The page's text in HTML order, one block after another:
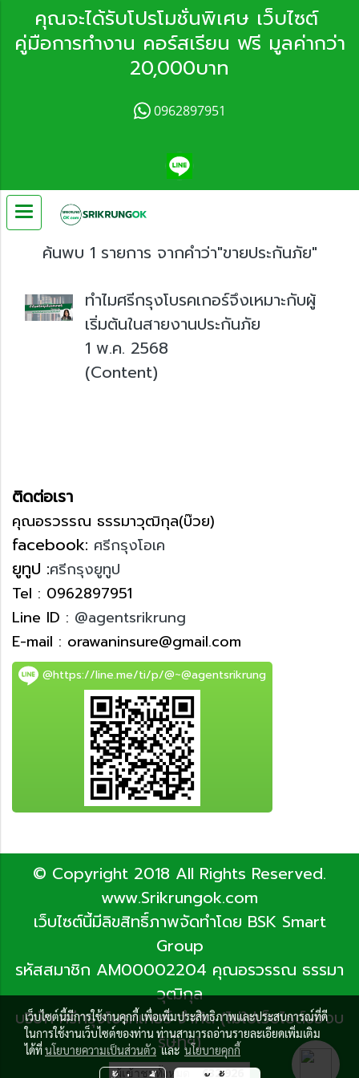
คุณจะได้รับโปรโมชั่นพิเศษ เว็บไซต์
คู่มือการทำงาน คอร์สเรียน ฟรี มูลค่ากว่า
20,000บาท
0962897951
ค้นพบ 1 รายการ จากคำว่า"ขายประกันภัย"
ทำไมศรีกรุงโบรคเกอร์จึงเหมาะกับผู้
เริ่มต้นในสายงานประกันภัย
1 พ.ค. 2568
(Content)
ติดต่อเรา
คุณอรวรรณ ธรรมาวุฒิกุล(บ๊วย)
facebook: ศรีกรุงโอเค
ยูทูป :ศรีกรุงยูทูป
Tel : 0962897951
Line ID : @agentsrikrung
E-mail : orawaninsure@gmail.com
@https://line.me/ti/p/@~@agentsrikrung
© Copyright 2018 All Rights Reserved.
www.Srikrungok.com
เว็บไซต์นี้มีลิขสิทธิ์ภาพจัดทำโดย BSK Smart
Group
รหัสสมาชิก AM00002204 คุณอรวรรณ ธรรมา
วุฒิกุล
บริษัท ศรีกรุงโบรคเกอร์ จำกัด (ไม่ใช่เว็บไซต์ของบ
ริษัทฯ)
ผู้เข้าชมทั้งหมด 632,926
เว็บไซต์นี้มีการใช้งานคุกกี้ เพื่อเพิ่มประสิทธิภาพและประสบการณ์ที่ดี
ในการใช้งานเว็บไซต์ของท่าน ท่านสามารถอ่านรายละเอียดเพิ่มเติม
ได้ที่นโยบายความเป็นส่วนตัวและ นโยบายคุกกี้